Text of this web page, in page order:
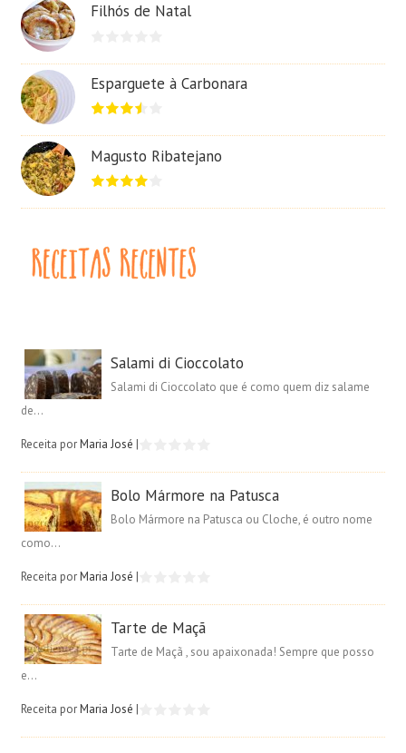
Filhós de Natal
Esparguete à Carbonara
Magusto Ribatejano
Salami di Cioccolato
Salami di Cioccolato que é como quem diz salame
de...
Receita porMaria José |
Bolo Mármore na Patusca
Bolo Mármore na Patusca ou Cloche, é outro nome
como...
Receita porMaria José |
Tarte de Maçã
Tarte de Maçã , sou apaixonada! Sempre que posso
e...
Receita porMaria José |